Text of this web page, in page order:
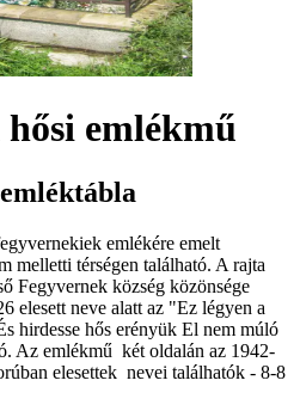
emlékmű
emlékére emelt
melletti térségen található. A rajta
Fegyvernek község közönsége
elesett neve alatt az "Ez légyen a
hirdesse hős erényük El nem múló
Az emlékmű két oldalán az 1942-
elesettek nevei találhatók - 8-8